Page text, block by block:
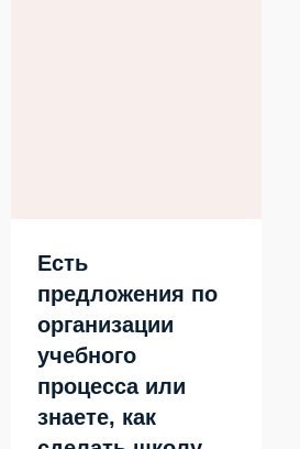
Есть
предложения по
организации
учебного
процесса или
знаете, как